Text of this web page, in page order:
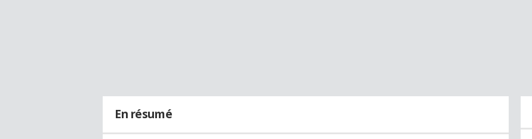
En résumé